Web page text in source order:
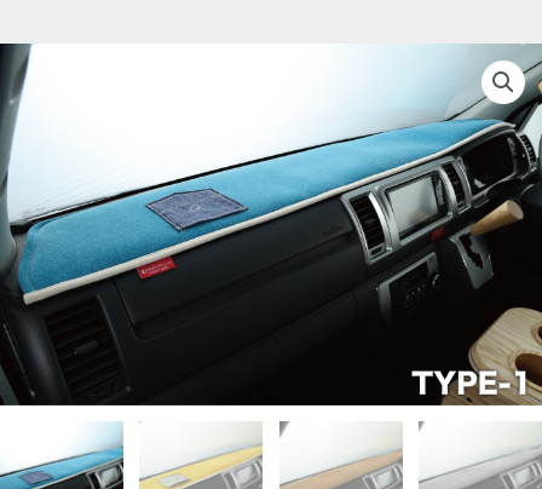
シ
ュ
マ
ッ
ト
【TEP
series】
個